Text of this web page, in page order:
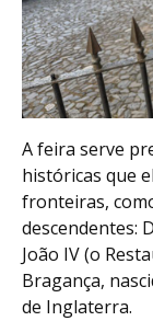
A feira serve
históricas que
fronteiras,
descendentes:
João IV (o
Bragança,
de Inglaterra.